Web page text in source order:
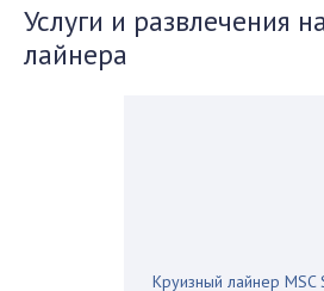
Услуги и развлечения
лайнера
Круизный лайнер MSC